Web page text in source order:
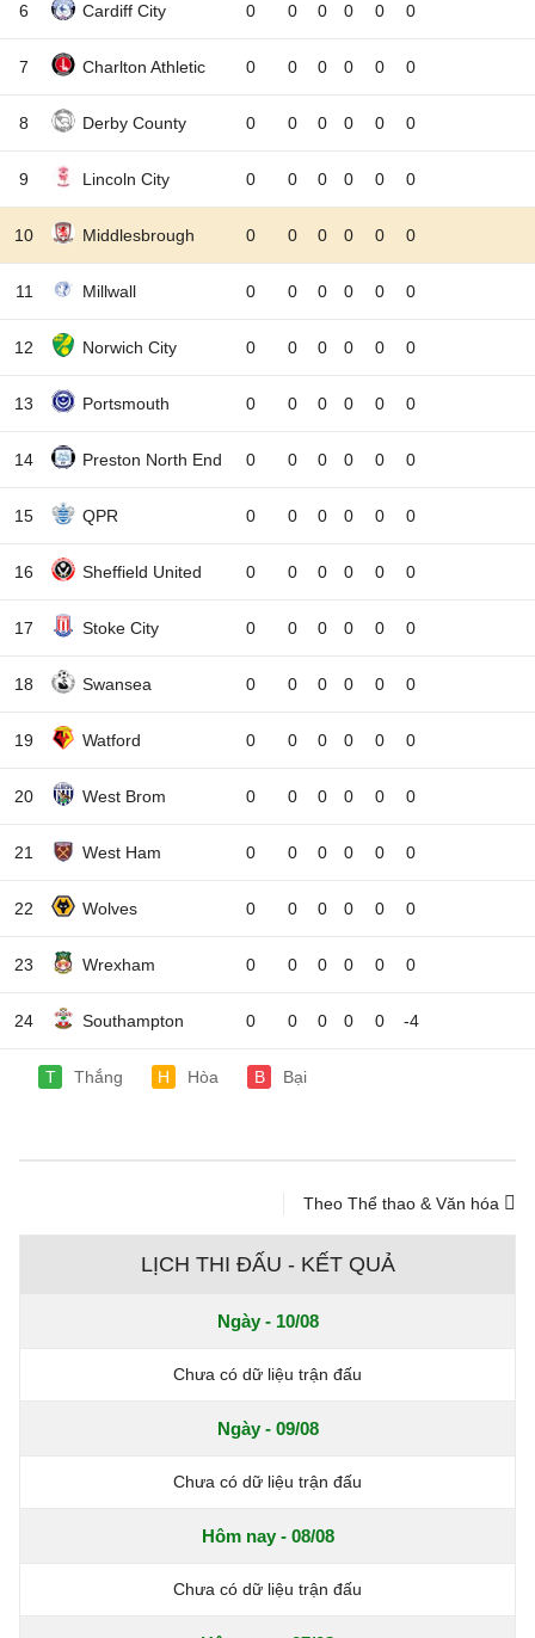
6 Cardiff City 0 0 0 0 0 0
7 Charlton Athletic 0 0 0 0 0 0
8 Derby County 0 0 0 0 0 0
9 Lincoln City 0 0 0 0 0 0
10 Middlesbrough 0 0 0 0 0 0
11 Millwall 0 0 0 0 0 0
12 Norwich City 0 0 0 0 0 0
13 Portsmouth 0 0 0 0 0 0
14 Preston North End 0 0 0 0 0 0
15 QPR 0 0 0 0 0 0
16 Sheffield United 0 0 0 0 0 0
17 Stoke City 0 0 0 0 0 0
18 Swansea 0 0 0 0 0 0
19 Watford 0 0 0 0 0 0
20 West Brom 0 0 0 0 0 0
21 West Ham 0 0 0 0 0 0
22 Wolves 0 0 0 0 0 0
23 Wrexham 0 0 0 0 0 0
24 Southampton 0 0 0 0 0 -4
T Thắng H Hòa B Bại
Theo Thể thao & Văn hóa
LỊCH THI ĐẤU - KẾT QUẢ
Ngày - 10/08
Chưa có dữ liệu trận đấu
Ngày - 09/08
Chưa có dữ liệu trận đấu
Hôm nay - 08/08
Chưa có dữ liệu trận đấu